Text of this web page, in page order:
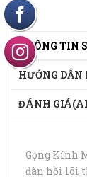
THÔNG TIN
HƯỚNG
ĐÁNH
Gọng Kính
đàn hồi lõi